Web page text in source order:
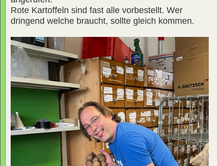
Rote Kartoffeln sind fast alle vorbestellt. Wer
dringend welche braucht, sollte gleich kommen.